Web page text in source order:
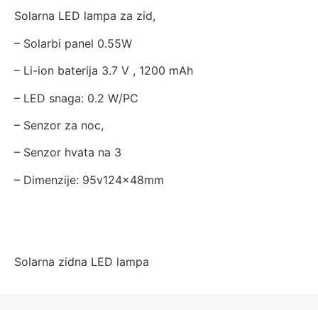
Solarna LED lampa za zid,
– Solarbi panel 0.55W
– Li-ion baterija 3.7 V , 1200 mAh
– LED snaga: 0.2 W/PC
– Senzor za noc,
– Senzor hvata na 3
– Dimenzije: 95v124x48mm
Solarna zidna LED lampa